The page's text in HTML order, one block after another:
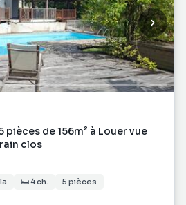
de 156m² à Louer vue
clos
🛏 4 ch. 5 pièces